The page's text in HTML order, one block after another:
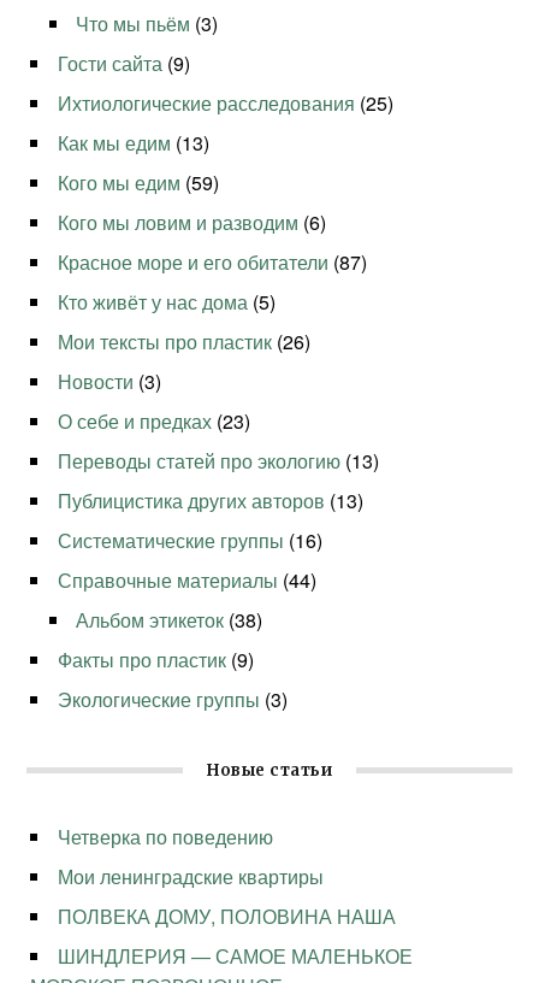
Что мы пьём (3)
Гости сайта (9)
Ихтиологические расследования (25)
Как мы едим (13)
Кого мы едим (59)
Кого мы ловим и разводим (6)
Красное море и его обитатели (87)
Кто живёт у нас дома (5)
Мои тексты про пластик (26)
Новости (3)
О себе и предках (23)
Переводы статей про экологию (13)
Публицистика других авторов (13)
Систематические группы (16)
Справочные материалы (44)
Альбом этикеток (38)
Факты про пластик (9)
Экологические группы (3)
Новые статьи
Четверка по поведению
Мои ленинградские квартиры
ПОЛВЕКА ДОМУ, ПОЛОВИНА НАША
ШИНДЛЕРИЯ — САМОЕ МАЛЕНЬКОЕ